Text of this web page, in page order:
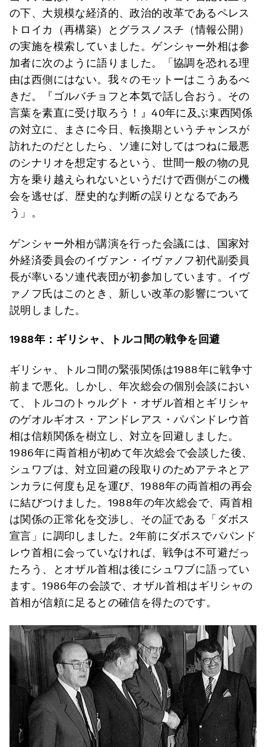
の下、大規模な経済的、政治的改革であるペレス
トロイカ（再構築）とグラスノスチ（情報公開）
の実施を模索していました。ゲンシャー外相は参
加者に次のように語りました。「協調を恐れる理
由は西側にはない。我々のモットーはこうあるべ
きだ。『ゴルバチョフと本気で話し合おう。その
言葉を素直に受け取ろう！』40年に及ぶ東西関係
の対立に、まさに今日、転換期というチャンスが
訪れたのだとしたら、ソ連に対してはつねに最悪
のシナリオを想定するという、世間一般の物の見
方を乗り越えられないというだけで西側がこの機
会を逃せば、歴史的な判断の誤りとなるであろ
う」。
ゲンシャー外相が講演を行った会議には、国家対
外経済委員会のイヴァン・イヴァノフ初代副委員
長が率いるソ連代表団が初参加しています。イヴ
ァノフ氏はこのとき、新しい改革の影響について
説明しました。
1988年：ギリシャ、トルコ間の戦争を回避
ギリシャ、トルコ間の緊張関係は1988年に戦争寸
前まで悪化。しかし、年次総会の個別会談におい
て、トルコのトゥルグト・オザル首相とギリシャ
のゲオルギオス・アンドレアス・パパンドレウ首
相は信頼関係を樹立し、対立を回避しました。
1986年に両首相が初めて年次総会で会談した後、
シュワブは、対立回避の段取りのためアテネとア
ンカラに何度も足を運び、1988年の両首相の再会
に結びつけました。1988年の年次総会で、両首相
は関係の正常化を交渉し、その証である「ダボス
宣言」に調印しました。2年前にダボスでパパンド
レウ首相に会っていなければ、戦争は不可避だっ
たろう、とオザル首相は後にシュワブに語ってい
ます。1986年の会談で、オザル首相はギリシャの
首相が信頼に足るとの確信を得たのです。